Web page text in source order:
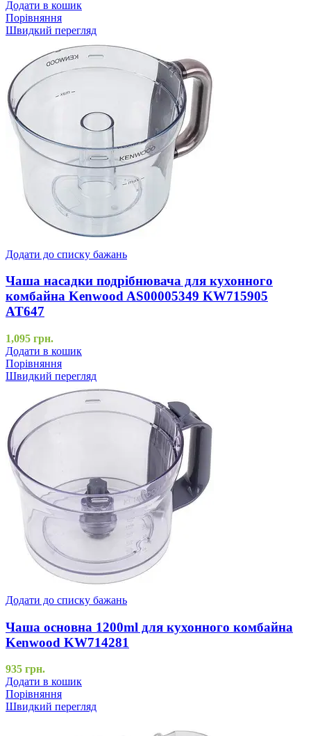
Додати в кошик
Порівняння
Швидкий перегляд
Додати до списку бажань
Чаша насадки подрібнювача для кухонного
комбайна Kenwood AS00005349 KW715905
AT647
1,095 грн.
Додати в кошик
Порівняння
Швидкий перегляд
Додати до списку бажань
Чаша основна 1200ml для кухонного комбайна
Kenwood KW714281
935 грн.
Додати в кошик
Порівняння
Швидкий перегляд